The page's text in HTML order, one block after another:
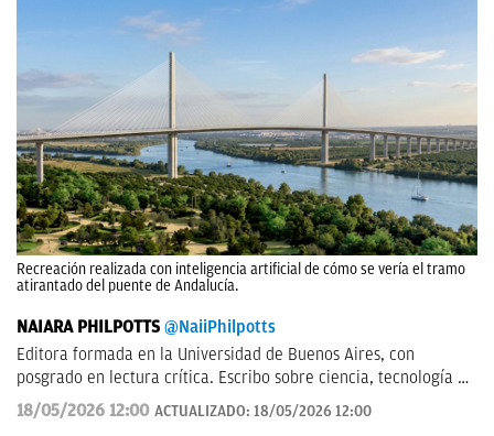
Recreación realizada con inteligencia artificial de cómo se vería el tramo
atirantado del puente de Andalucía.
NAIARA PHILPOTTS @NaiiPhilpotts
Editora formada en la Universidad de Buenos Aires, con
posgrado en lectura crítica. Escribo sobre ciencia, tecnología y
actualidad. Soy escritora de novelas y gran aficionada a la
ciencia ficción.
18/05/2026 12:00 ACTUALIZADO: 18/05/2026 12:00